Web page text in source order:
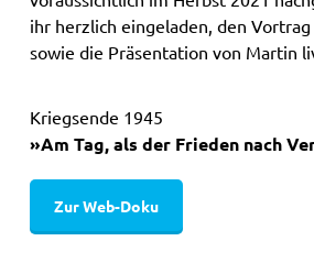
ihr herzlich eingeladen, den
sowie die Präsentation von Martin
Kriegsende 1945
»Am Tag, als der Frieden nach
Zur Web-Doku